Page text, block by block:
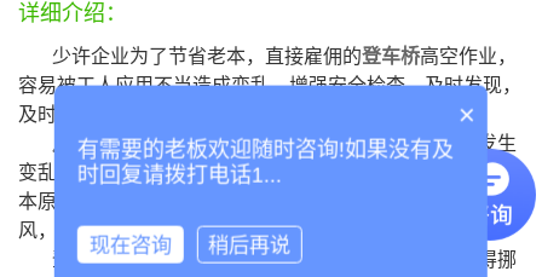
详细介绍：
少许企业为了节省老本，直接雇佣的登车桥高空作业，
容易被工人应用不当造成变乱，增强安全检查，及时发现，
及时的故障消除，登车桥的时间不能轻松安全应用。
月台登车桥是高空作业的常用设备，近年来登车桥发生
变乱，经管措施到位，缺乏科学性，登车桥是变乱发生的根
本原因。这里有几点需要注意：登车桥的室外应用不到五级
风，可能存在安全隐患。
登车桥的四条腿不够紧，无法上升。吊装后设备不得挪
×
有需要的老板欢迎随时咨询!如果没有及
时回复请拨打电话1...
现在咨询 稍后再说